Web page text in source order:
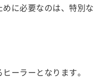
に必要なのは、特別な
ーラーとなります。